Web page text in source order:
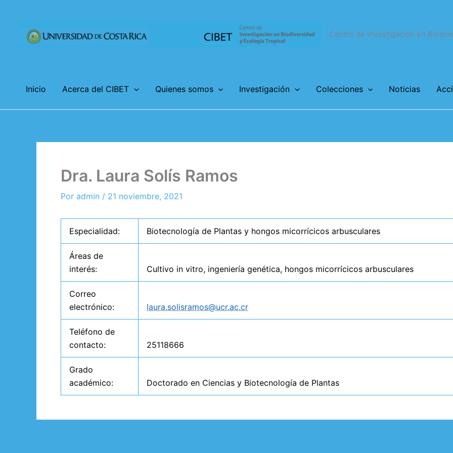
Centro de Investigación en
Inicio Acerca del CIBET Quienes somos Investigación Colecciones Noticias
Dra. Laura Solís Ramos
Por admin / 21 noviembre, 2021
Especialidad: Biotecnología de Plantas y hongos micorrícicos arbusculares
Áreas de
interés:
Cultivo in vitro, ingeniería genética, hongos micorrícicos arbusculares
Correo
electrónico:
laura.solisramos@ucr.ac.cr
Teléfono de
contacto:
25118666
Grado
académico:
Doctorado en Ciencias y Biotecnología de Plantas